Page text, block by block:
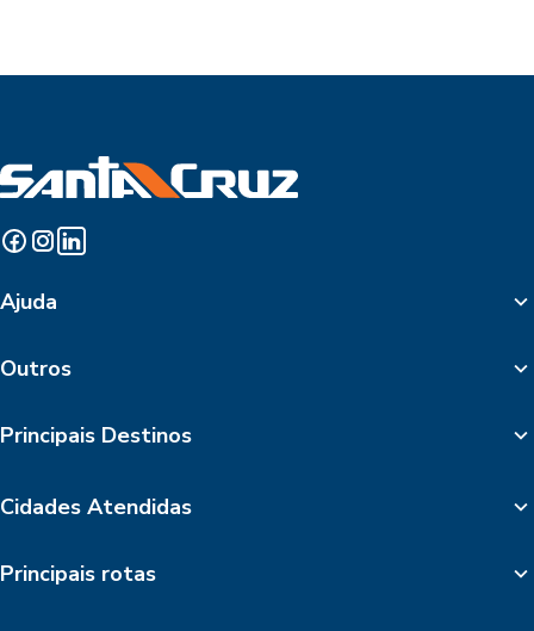
Ajuda
Outros
Principais Destinos
Cidades Atendidas
Principais rotas